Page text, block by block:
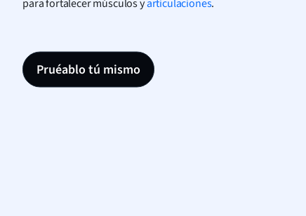
Pruéablo tú mismo